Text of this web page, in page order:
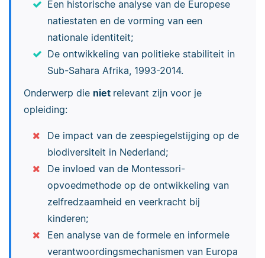
Een historische analyse van de Europese
natiestaten en de vorming van een
nationale identiteit;
De ontwikkeling van politieke stabiliteit in
Sub-Sahara Afrika, 1993-2014.
Onderwerp die niet relevant zijn voor je
opleiding:
De impact van de zeespiegelstijging op de
biodiversiteit in Nederland;
De invloed van de Montessori-
opvoedmethode op de ontwikkeling van
zelfredzaamheid en veerkracht bij
kinderen;
Een analyse van de formele en informele
verantwoordingsmechanismen van Europa